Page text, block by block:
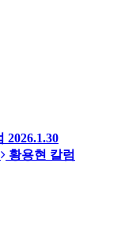
2026.1.30
황용현 칼럼